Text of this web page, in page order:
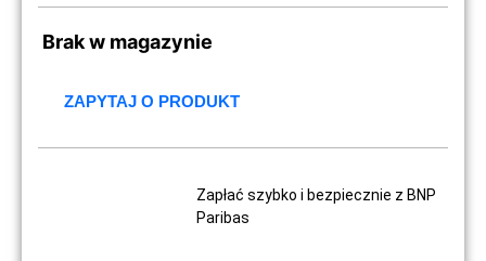
Brak w magazynie
ZAPYTAJ O PRODUKT
Zapłać szybko i bezpiecznie z BNP
Paribas